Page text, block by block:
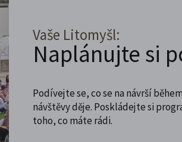
Vaše Litomyšl:
Naplánujte si
Podívejte se, co se na návrší
návštěvy děje. Poskládejte si
toho, co máte rádi.